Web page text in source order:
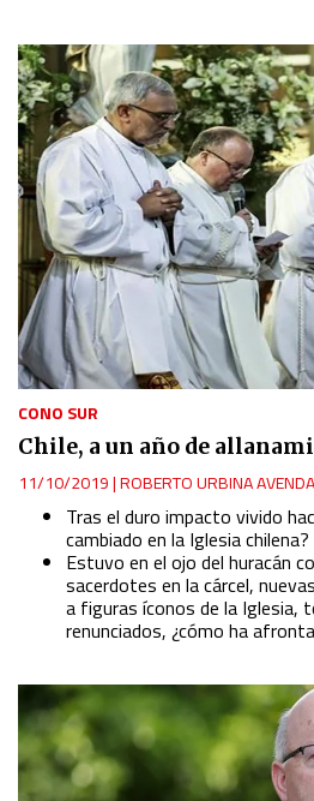
CONO SUR
Chile, a un año de
11/10/2019|ROBERTO URBINA
Tras el duro impacto vivido
cambiado en la Iglesia chilena?
Estuvo en el ojo del huracán
sacerdotes en la cárcel,
a figuras íconos de la Iglesia,
renunciados, ¿cómo ha